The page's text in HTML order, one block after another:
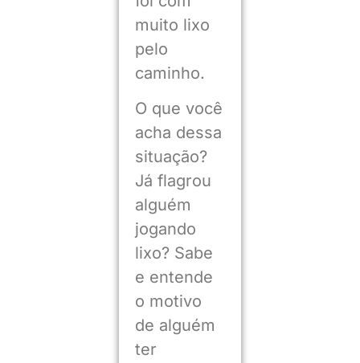
muito lixo
pelo
caminho.
O que você
acha dessa
situação?
Já flagrou
alguém
jogando
lixo? Sabe
e entende
o motivo
de alguém
ter